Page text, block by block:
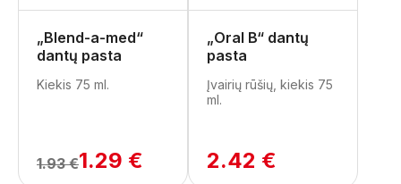
„Blend-a-med“
dantų pasta
Kiekis 75 ml.
1.93 €1.29 €
„Oral B“ dantų
pasta
Įvairių rūšių, kiekis 75
ml.
2.42 €